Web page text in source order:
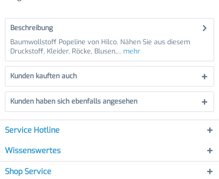
Beschreibung
Baumwollstoff Popeline von Hilco. Nähen Sie aus diesem
Druckstoff, Kleider, Röcke, Blusen,... mehr
Kunden kauften auch
Kunden haben sich ebenfalls angesehen
Service Hotline
Wissenswertes
Shop Service